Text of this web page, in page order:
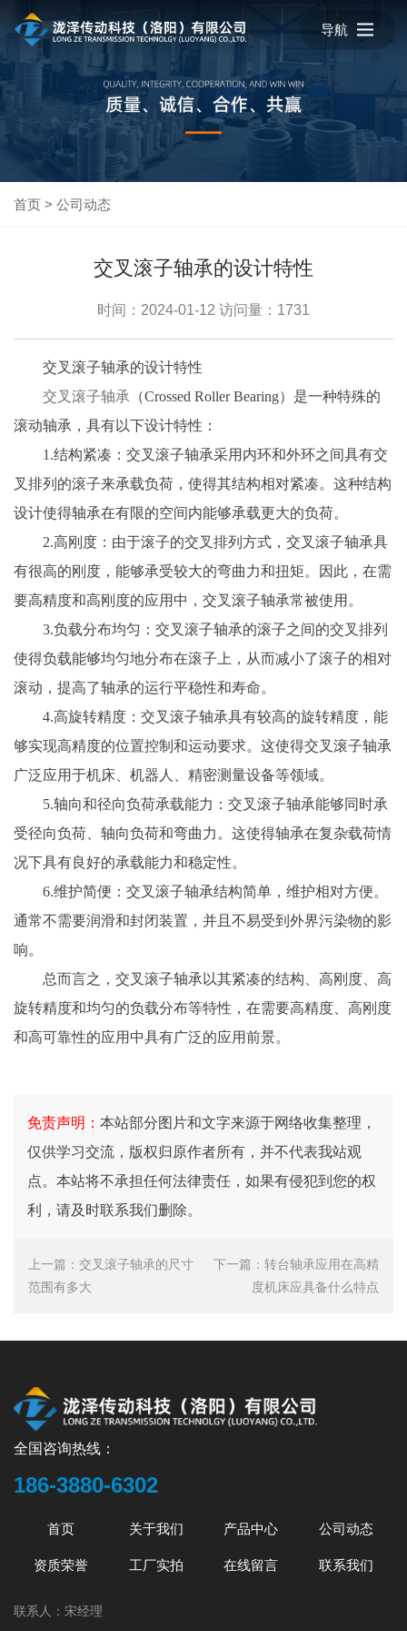
导航
首页 > 公司动态
交叉滚子轴承的设计特性
时间：2024-01-12 访问量：1731
交叉滚子轴承的设计特性
交叉滚子轴承 （Crossed Roller Bearing）是一种特殊的
滚动轴承，具有以下设计特性：
1.结构紧凑：交叉滚子轴承采用内环和外环之间具有交
叉排列的滚子来承载负荷，使得其结构相对紧凑。这种结构
设计使得轴承在有限的空间内能够承载更大的负荷。
2.高刚度：由于滚子的交叉排列方式，交叉滚子轴承具
有很高的刚度，能够承受较大的弯曲力和扭矩。因此，在需
要高精度和高刚度的应用中，交叉滚子轴承常被使用。
3.负载分布均匀：交叉滚子轴承的滚子之间的交叉排列
使得负载能够均匀地分布在滚子上，从而减小了滚子的相对
滚动，提高了轴承的运行平稳性和寿命。
4.高旋转精度：交叉滚子轴承具有较高的旋转精度，能
够实现高精度的位置控制和运动要求。这使得交叉滚子轴承
广泛应用于机床、机器人、精密测量设备等领域。
5.轴向和径向负荷承载能力：交叉滚子轴承能够同时承
受径向负荷、轴向负荷和弯曲力。这使得轴承在复杂载荷情
况下具有良好的承载能力和稳定性。
6.维护简便：交叉滚子轴承结构简单，维护相对方便。
通常不需要润滑和封闭装置，并且不易受到外界污染物的影
响。
总而言之，交叉滚子轴承以其紧凑的结构、高刚度、高
旋转精度和均匀的负载分布等特性，在需要高精度、高刚度
和高可靠性的应用中具有广泛的应用前景。
免责声明： 本站部分图片和文字来源于网络收集整理，
仅供学习交流，版权归原作者所有，并不代表我站观
点。本站将不承担任何法律责任，如果有侵犯到您的权
利，请及时联系我们删除。
上一篇： 交叉滚子轴承的尺寸
范围有多大
下一篇： 转台轴承应用在高精
度机床应具备什么特点
全国咨询热线：
186-3880-6302
首页 关于我们 产品中心 公司动态
资质荣誉 工厂实拍 在线留言 联系我们
联系人：宋经理